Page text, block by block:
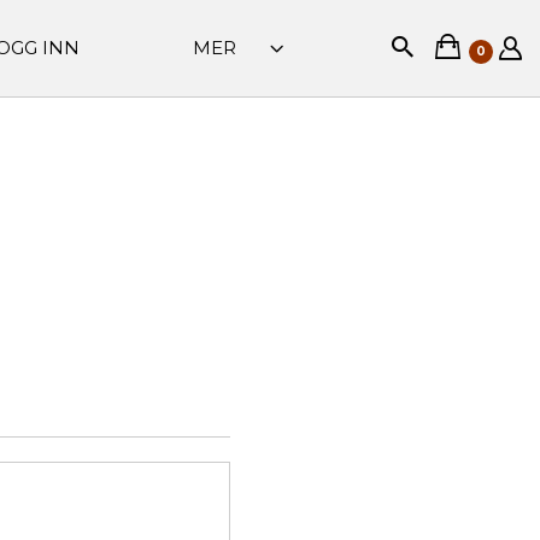
INN MER 0